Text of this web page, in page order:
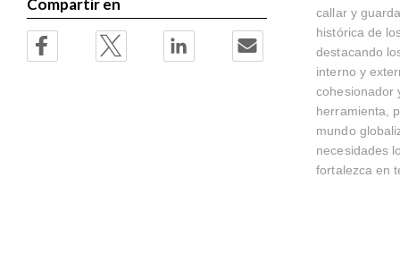
callar y
histórica de
destacando
interno y
cohesionador
herramienta,
mundo
necesidades
fortalezca en
Compartir en